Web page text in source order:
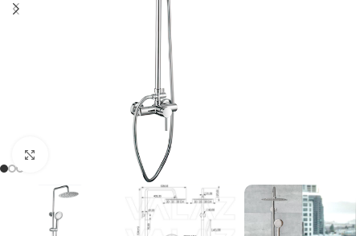
Haga clic para ampliar